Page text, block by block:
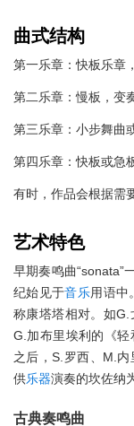
曲式结构
第一乐章：快板乐章
第二乐章：慢板，变
第三乐章：小步舞曲
第四乐章：快板或急
有时，作品会根据需
艺术特色
早期奏鸣曲“sonata”
纪始见于音乐用语中
称康塔塔相对。如G.
G.加布里埃利的《
之后，S.罗西、M.
供乐器演奏的坎佐纳
古典奏鸣曲